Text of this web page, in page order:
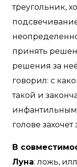
треугольник,
принять
решения за
говорил: с
такой и
голове захочет
В
Луна: ложь,